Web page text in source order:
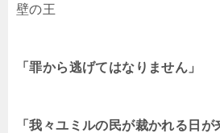
壁の王
「罪から逃げてはなりません」
「我々ユミルの民が裁かれる日が